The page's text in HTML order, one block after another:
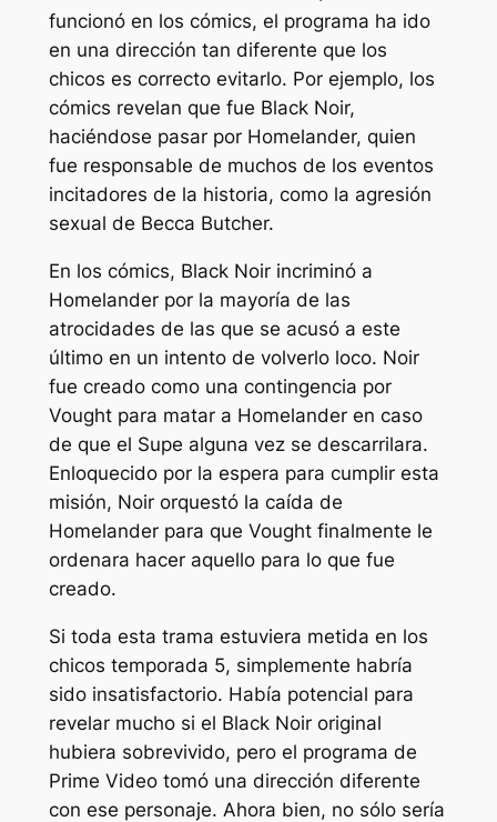
funcionó en los cómics, el programa ha ido
en una dirección tan diferente que los
chicos es correcto evitarlo. Por ejemplo, los
cómics revelan que fue Black Noir,
haciéndose pasar por Homelander, quien
fue responsable de muchos de los eventos
incitadores de la historia, como la agresión
sexual de Becca Butcher.
En los cómics, Black Noir incriminó a
Homelander por la mayoría de las
atrocidades de las que se acusó a este
último en un intento de volverlo loco. Noir
fue creado como una contingencia por
Vought para matar a Homelander en caso
de que el Supe alguna vez se descarrilara.
Enloquecido por la espera para cumplir esta
misión, Noir orquestó la caída de
Homelander para que Vought finalmente le
ordenara hacer aquello para lo que fue
creado.
Si toda esta trama estuviera metida en los
chicos temporada 5, simplemente habría
sido insatisfactorio. Había potencial para
revelar mucho si el Black Noir original
hubiera sobrevivido, pero el programa de
Prime Video tomó una dirección diferente
con ese personaje. Ahora bien, no sólo sería